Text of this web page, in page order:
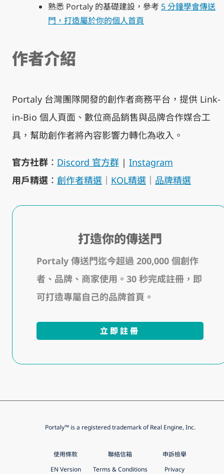
熟悉 Portaly 的基礎建設，參考 5 分鐘學會傳送
門，打造屬於你的個人首頁
作者介紹
Portaly 台灣團隊開發的創作者商務平台，提供 Link-
in-Bio 個人頁面、數位商品銷售與品牌合作媒合工
具，幫助創作者將內容影響力轉化為收入。
官方社群 ： Discord 官方群 | Instagram
用戶精選 ： 創作者精選 KOL精選 品牌精選
打造你的傳送門
Portaly 傳送門迄今超過 200,000 個創作
者、品牌、商家使用。30 秒完成註冊，即
可打造專屬自己的品牌首頁。
立即註冊
Portaly™ is a registered trademark of Real Engine, Inc.
使用條款 聯絡信箱
申訴檢舉
EN Version
Terms & Conditions Privacy